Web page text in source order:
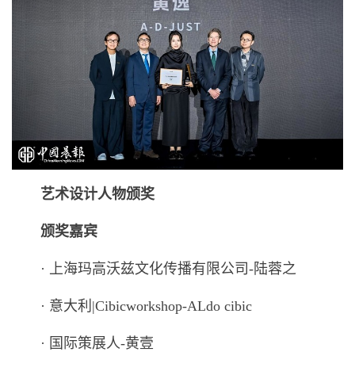
艺术设计人物颁奖
颁奖嘉宾
· 上海玛高沃兹文化传播有限公司-陆蓉之
· 意大利|Cibicworkshop-ALdo cibic
· 国际策展人-黄壹